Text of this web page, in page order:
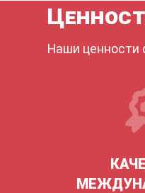
Наши ценности